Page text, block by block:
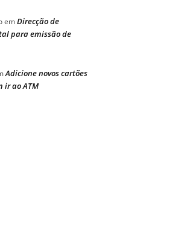
emDirecção de
para emissão de
Adicione novos cartões
ir ao ATM